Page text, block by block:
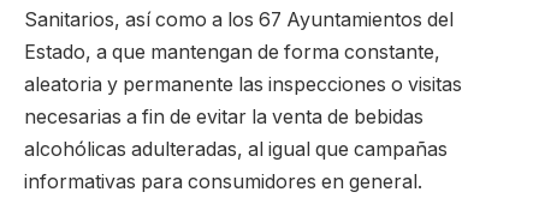
Sanitarios, así como a los 67 Ayuntamientos del
Estado, a que mantengan de forma constante,
aleatoria y permanente las inspecciones o visitas
necesarias a fin de evitar la venta de bebidas
alcohólicas adulteradas, al igual que campañas
informativas para consumidores en general.